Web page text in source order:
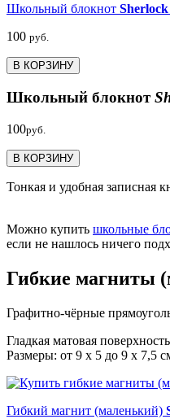
Школьный блокнот
100 руб.
В КОРЗИНУ
Школьный блокнот
100руб.
В КОРЗИНУ
Тонкая и удобная записная
Можно купить школьные
если не нашлось ничего
Гибкие магниты
Графитно-чёрные
Гладкая матовая
Размеры: от 9 х 5 до 9 х 7,5
Гибкий магнит (маленький)